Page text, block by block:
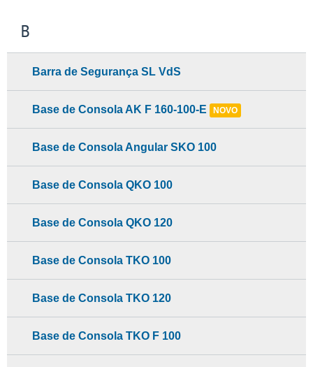
B
Barra de Segurança SL VdS
Base de Consola AK F 160-100-E NOVO
Base de Consola Angular SKO 100
Base de Consola QKO 100
Base de Consola QKO 120
Base de Consola TKO 100
Base de Consola TKO 120
Base de Consola TKO F 100